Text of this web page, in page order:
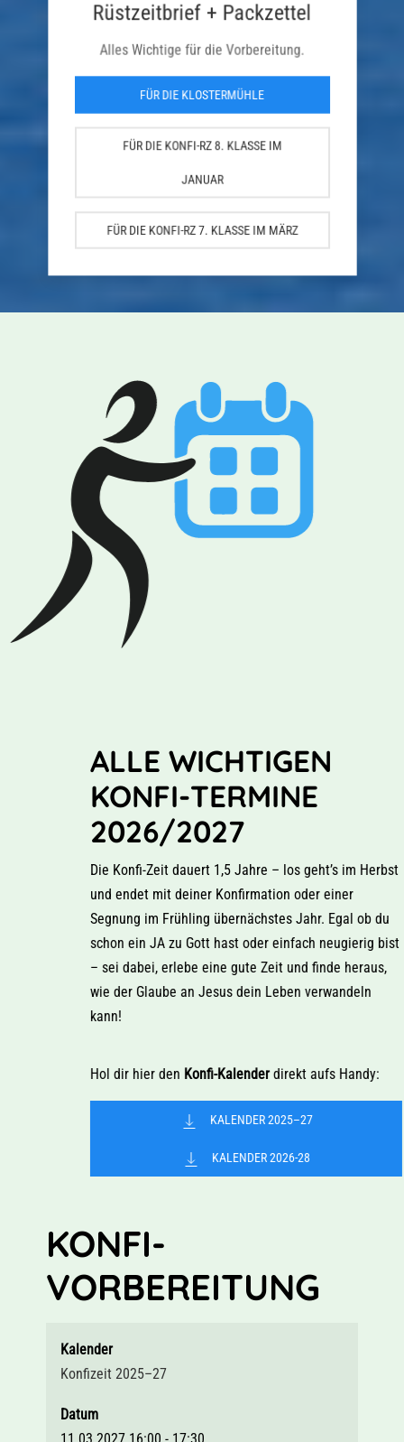
Rüstzeitbrief + Packzettel
Alles Wichtige für die Vorbereitung.
ALLE WICHTIGEN
KONFI-TERMINE
2026/2027
Die Konfi-Zeit dauert 1,5 Jahre – los geht’s im Herbst
und endet mit deiner Konfirmation oder einer
Segnung im Frühling übernächstes Jahr. Egal ob du
schon ein JA zu Gott hast oder einfach neugierig bist
– sei dabei, erlebe eine gute Zeit und finde heraus,
wie der Glaube an Jesus dein Leben verwandeln
Hol dir hier denKonfi-Kalenderdirekt aufs Handy:
KALENDER 2025–27
KALENDER 2026-28
KONFI-
VORBEREITUNG
Kalender
Konfizeit 2025–27
Datum